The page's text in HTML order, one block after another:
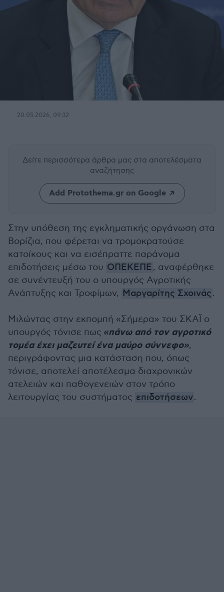
20.05.2026, 09:32
Δείτε περισσότερα άρθρα μας στα αποτελέσματα
αναζήτησης
Add Protothema.gr on Google
Στην υπόθεση της εγκληματικής οργάνωση στα
Βορίζια, που φέρεται να τρομοκρατούσε
κατοίκους και να εισέπραττε παράνομα
επιδοτήσεις μέσω του ΟΠΕΚΕΠΕ, αναφέρθηκε
σε συνέντευξή του ο υπουργός Αγροτικής
Ανάπτυξης και Τροφίμων, Μαργαρίτης Σχοινάς.
Μιλώντας στην εκπομπή «Σήμερα» του ΣΚΑΪ ο
υπουργός τόνισε πως «πάνω από τον αγροτικό
τομέα έχει μαζευτεί ένα μαύρο σύννεφο»,
περιγράφοντας μια κατάσταση που, όπως
τόνισε, αποτελεί αποτέλεσμα διαχρονικών
ατελειών και παθογενειών στον τρόπο
λειτουργίας του συστήματος επιδοτήσεων.